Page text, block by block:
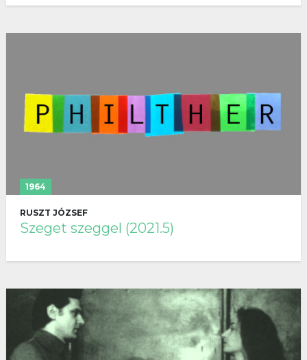
1964
RUSZT JÓZSEF
Szeget szeggel (2021.5)